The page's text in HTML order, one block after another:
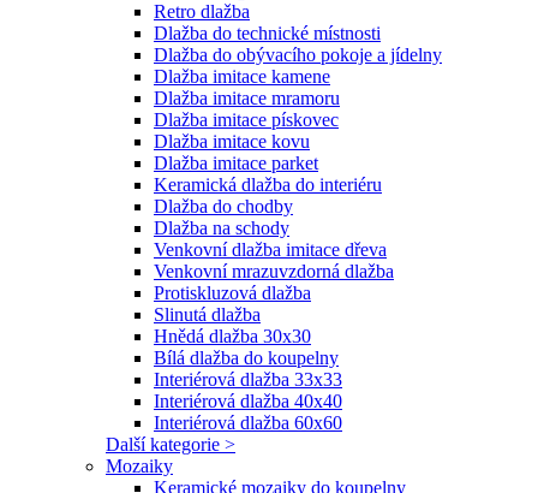
Retro dlažba
Dlažba do technické místnosti
Dlažba do obývacího pokoje a jídelny
Dlažba imitace kamene
Dlažba imitace mramoru
Dlažba imitace pískovec
Dlažba imitace kovu
Dlažba imitace parket
Keramická dlažba do interiéru
Dlažba do chodby
Dlažba na schody
Venkovní dlažba imitace dřeva
Venkovní mrazuvzdorná dlažba
Protiskluzová dlažba
Slinutá dlažba
Hnědá dlažba 30x30
Bílá dlažba do koupelny
Interiérová dlažba 33x33
Interiérová dlažba 40x40
Interiérová dlažba 60x60
Další kategorie >
Mozaiky
Keramické mozaiky do koupelny